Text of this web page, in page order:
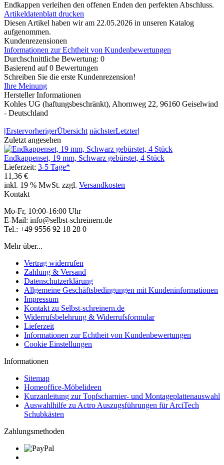
Endkappen verleihen den offenen Enden den perfekten Abschluss.
Artikeldatenblatt drucken
Diesen Artikel haben wir am 22.05.2026 in unseren Katalog
aufgenommen.
Kundenrezensionen
Informationen zur Echtheit von Kundenbewertungen
Durchschnittliche Bewertung: 0
Basierend auf 0 Bewertungen
Schreiben Sie die erste Kundenrezension!
Ihre Meinung
Hersteller Informationen
Kohles UG (haftungsbeschränkt), Ahornweg 22, 96160 Geiselwind
- Deutschland
|ErstervorherigerÜbersicht nächsterLetzter|
Zuletzt angesehen
Endkappenset, 19 mm, Schwarz gebürstet, 4 Stück
Lieferzeit: 3-5 Tage*
11,36 €
inkl. 19 % MwSt. zzgl. Versandkosten
Kontakt
Mo-Fr, 10:00-16:00 Uhr
E-Mail: info@selbst-schreinern.de
Tel.: +49 9556 92 18 28 0
Mehr über...
Vertrag widerrufen
Zahlung & Versand
Datenschutzerklärung
Allgemeine Geschäftsbedingungen mit Kundeninformationen
Impressum
Kontakt zu Selbst-schreinern.de
Widerrufsbelehrung & Widerrufsformular
Lieferzeit
Informationen zur Echtheit von Kundenbewertungen
Cookie Einstellungen
Informationen
Sitemap
Homeoffice-Möbelideen
Kurzanleitung zur Topfscharnier- und Montageplattenauswahl
Auswahlhilfe zu Actro Auszugsführungen für ArciTech
Schubkästen
Zahlungsmethoden